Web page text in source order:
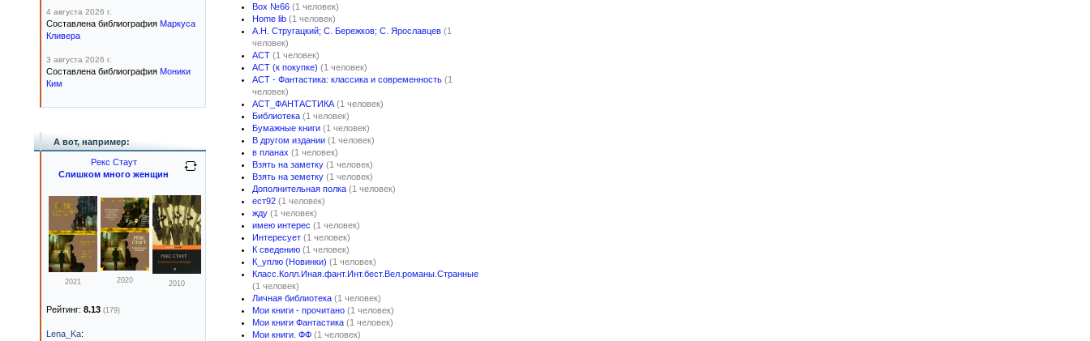
Box №66 (1 человек)
Home lib (1 человек)
А.Н. Стругацкий; С. Бережков; С. Ярославцев (1
человек)
АСТ (1 человек)
АСТ (к покупке) (1 человек)
АСТ - Фантастика: классика и современность (1
человек)
АСТ_ФАНТАСТИКА (1 человек)
Библиотека (1 человек)
Бумажные книги (1 человек)
В другом издании (1 человек)
в планах (1 человек)
Взять на заметку (1 человек)
Взять на земетку (1 человек)
Дополнительная полка (1 человек)
ест92 (1 человек)
жду (1 человек)
имею интерес (1 человек)
Интересует (1 человек)
К сведению (1 человек)
К_уплю (Новинки) (1 человек)
Класс.Колл.Иная.фант.Инт.бест.Вел.романы.Странные
(1 человек)
Личная библиотека (1 человек)
Мои книги - прочитано (1 человек)
Мои книги Фантастика (1 человек)
Мои книги. ФФ (1 человек)
4 августа 2026 г.
Составлена библиография Маркуса
Кливера
3 августа 2026 г.
Составлена библиография Моники
Ким
А вот, например:
Рекс Стаут
Слишком много женщин
2021 2020 2010
Рейтинг: 8.13 (179)
Lena_Ka: